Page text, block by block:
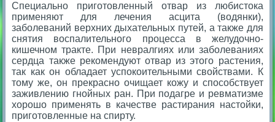
Специально приготовленный отвар из любистока
применяют для лечения асцита (водянки),
заболеваний верхних дыхательных путей, а также для
снятия воспалительного процесса в желудочно-
кишечном тракте. При невралгиях или заболеваниях
сердца также рекомендуют отвар из этого растения,
так как он обладает успокоительными свойствами. К
тому же, он прекрасно очищает кожу и способствует
заживлению гнойных ран. При подагре и ревматизме
хорошо применять в качестве растирания настойки,
приготовленные на спирту.